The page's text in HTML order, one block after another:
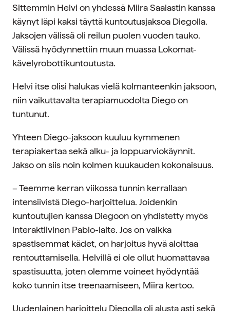
Sittemmin Helvi on yhdessä Miira Saalastin kanssa
käynyt läpi kaksi täyttä kuntoutusjaksoa Diegolla.
Jaksojen välissä oli reilun puolen vuoden tauko.
Välissä hyödynnettiin muun muassa Lokomat-
kävelyrobottikuntoutusta.
Helvi itse olisi halukas vielä kolmanteenkin jaksoon,
niin vaikuttavalta terapiamuodolta Diego on
tuntunut.
Yhteen Diego-jaksoon kuuluu kymmenen
terapiakertaa sekä alku- ja loppuarviokäynnit.
Jakso on siis noin kolmen kuukauden kokonaisuus.
– Teemme kerran viikossa tunnin kerrallaan
intensiivistä Diego-harjoittelua. Joidenkin
kuntoutujien kanssa Diegoon on yhdistetty myös
interaktiivinen Pablo-laite. Jos on vaikka
spastisemmat kädet, on harjoitus hyvä aloittaa
rentouttamisella. Helvillä ei ole ollut huomattavaa
spastisuutta, joten olemme voineet hyödyntää
koko tunnin itse treenaamiseen, Miira kertoo.
Uudenlainen harjoittelu Diegolla oli alusta asti sekä